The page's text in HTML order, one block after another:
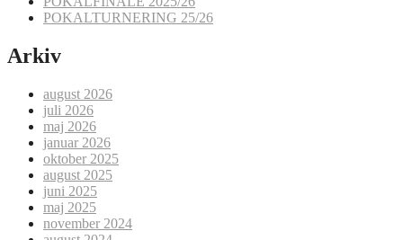
POKALTURNERING 25/26
Arkiv
august 2026
juli 2026
maj 2026
januar 2026
oktober 2025
august 2025
juni 2025
maj 2025
november 2024